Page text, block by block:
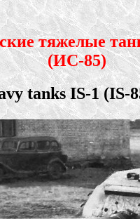
тяжелые
(ИС-85)
tanks IS-1